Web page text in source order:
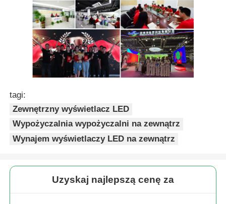
tagi:
Zewnętrzny wyświetlacz LED
Wypożyczalnia wypożyczalni na zewnątrz
Wynajem wyświetlaczy LED na zewnątrz
Uzyskaj najlepszą cenę za